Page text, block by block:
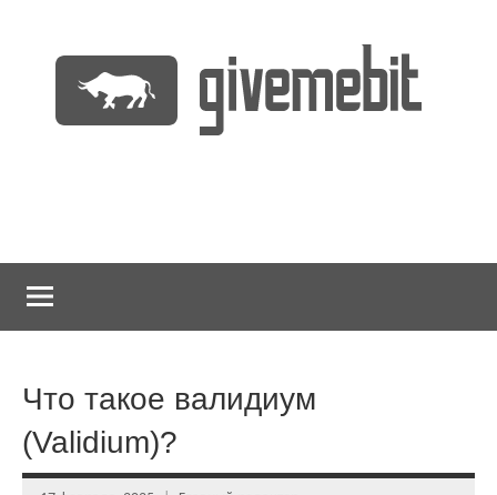
содержимому
Что такое валидиум
(Validium)?